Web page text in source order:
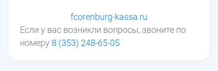
Если у вас возникли вопросы, звоните по
номеру 8 (353) 248-65-05
fcorenburg-kassa.ru